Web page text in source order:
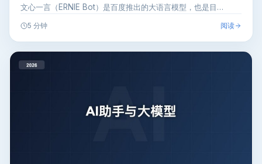
文心一言（ERNIE Bot）是百度推出的大语言模型，也是目…
5 分钟 阅读